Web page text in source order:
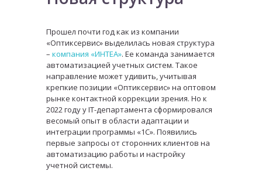
Прошел почти год как из компании
«Оптиксервис» выделилась новая структура
– компания «ИНТЕА». Ее команда занимается
автоматизацией учетных систем. Такое
направление может удивить, учитывая
крепкие позиции «Оптиксервис» на оптовом
рынке контактной коррекции зрения. Но к
2022 году у IT-департамента сформировался
весомый опыт в области адаптации и
интеграции программы «1С». Появились
первые запросы от сторонних клиентов на
автоматизацию работы и настройку
учетной системы.